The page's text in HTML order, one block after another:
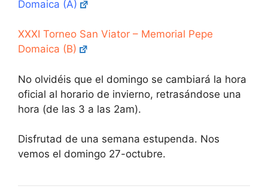
Domaica (A)
XXXI Torneo San Viator – Memorial Pepe
Domaica (B)
No olvidéis que el domingo se cambiará la hora
oficial al horario de invierno, retrasándose una
hora (de las 3 a las 2am).
Disfrutad de una semana estupenda. Nos
vemos el domingo 27-octubre.